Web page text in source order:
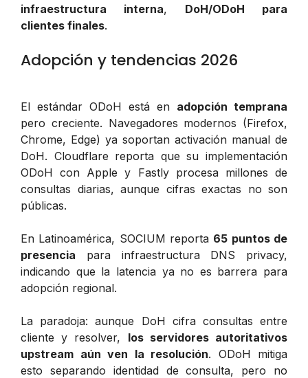
infraestructura interna, DoH/ODoH para
clientes finales.
Adopción y tendencias 2026
El estándar ODoH está en adopción temprana
pero creciente. Navegadores modernos (Firefox,
Chrome, Edge) ya soportan activación manual de
DoH. Cloudflare reporta que su implementación
ODoH con Apple y Fastly procesa millones de
consultas diarias, aunque cifras exactas no son
públicas.
En Latinoamérica, SOCIUM reporta 65 puntos de
presencia para infraestructura DNS privacy,
indicando que la latencia ya no es barrera para
adopción regional.
La paradoja: aunque DoH cifra consultas entre
cliente y resolver, los servidores autoritativos
upstream aún ven la resolución. ODoH mitiga
esto separando identidad de consulta, pero no